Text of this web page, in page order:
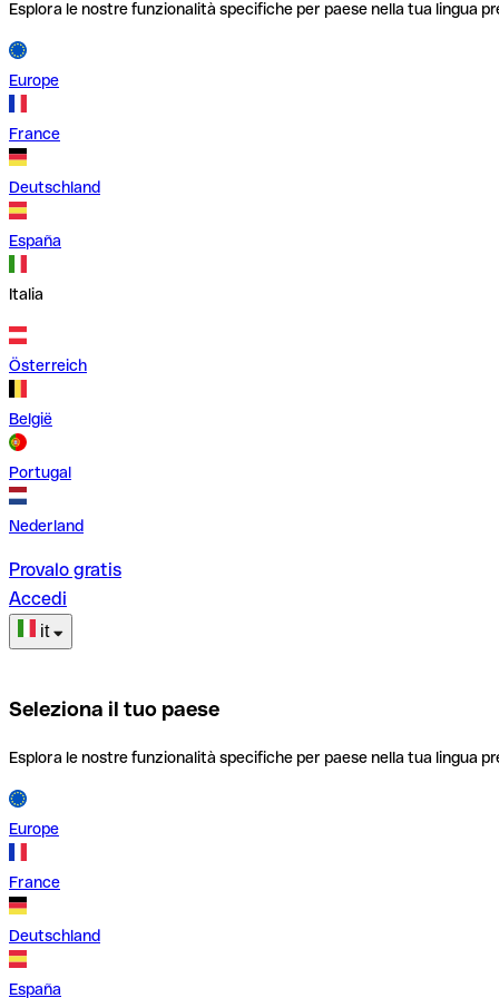
Esplora le nostre funzionalità specifiche per paese nella tua lingua
Europe
France
Deutschland
España
Italia
Österreich
België
Portugal
Nederland
Provalo gratis
Accedi
it
Seleziona il tuo paese
Esplora le nostre funzionalità specifiche per paese nella tua lingua
Europe
France
Deutschland
España